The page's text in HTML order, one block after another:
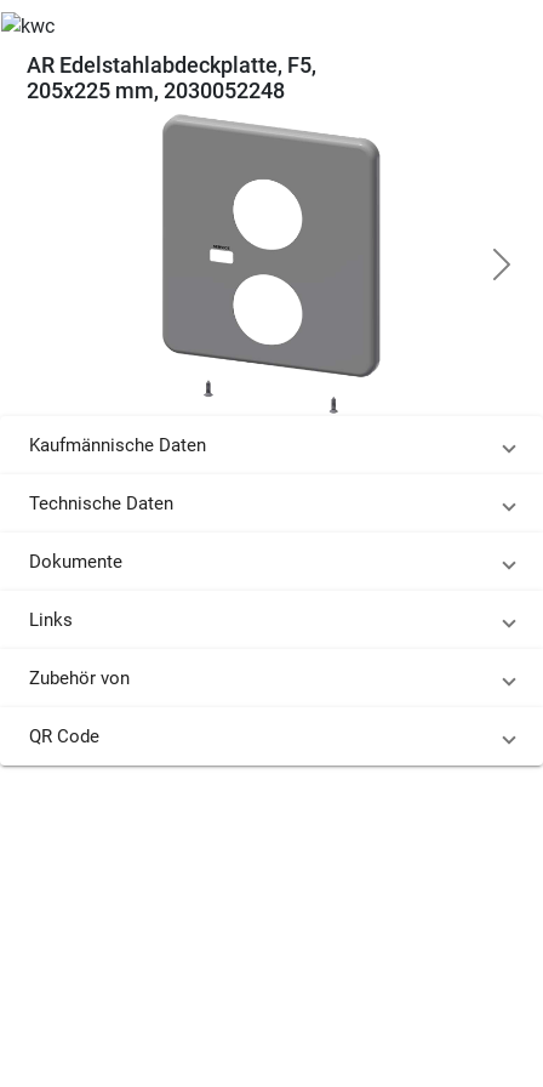
AR Edelstahlabdeckplatte, F5,
205x225 mm, 2030052248
Kaufmännische Daten
Technische Daten
Dokumente
Links
Zubehör von
QR Code